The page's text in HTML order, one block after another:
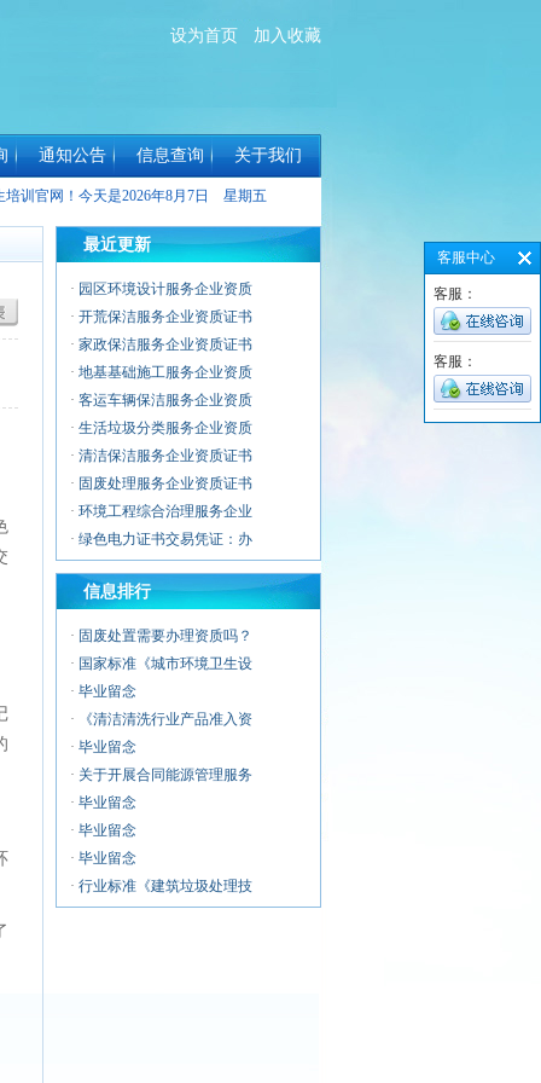
设为首页 加入收藏
通知公告 信息查询 关于我们
训官网！今天是2026年8月7日 星期五
最近更新
· 园区环境设计服务企业资质
· 开荒保洁服务企业资质证书
· 家政保洁服务企业资质证书
· 地基基础施工服务企业资质
· 客运车辆保洁服务企业资质
· 生活垃圾分类服务企业资质
· 清洁保洁服务企业资质证书
· 固废处理服务企业资质证书
· 环境工程综合治理服务企业
· 绿色电力证书交易凭证：办
警用无人机服务企业资质证
信息排行
· 固废处置需要办理资质吗？
· 国家标准《城市环境卫生设
· 毕业留念
·
《清洁清洗行业产品准入资
· 毕业留念
· 关于开展合同能源管理服务
· 毕业留念
· 毕业留念
· 毕业留念
· 行业标准《建筑垃圾处理技
客服中心
客服：
客服：